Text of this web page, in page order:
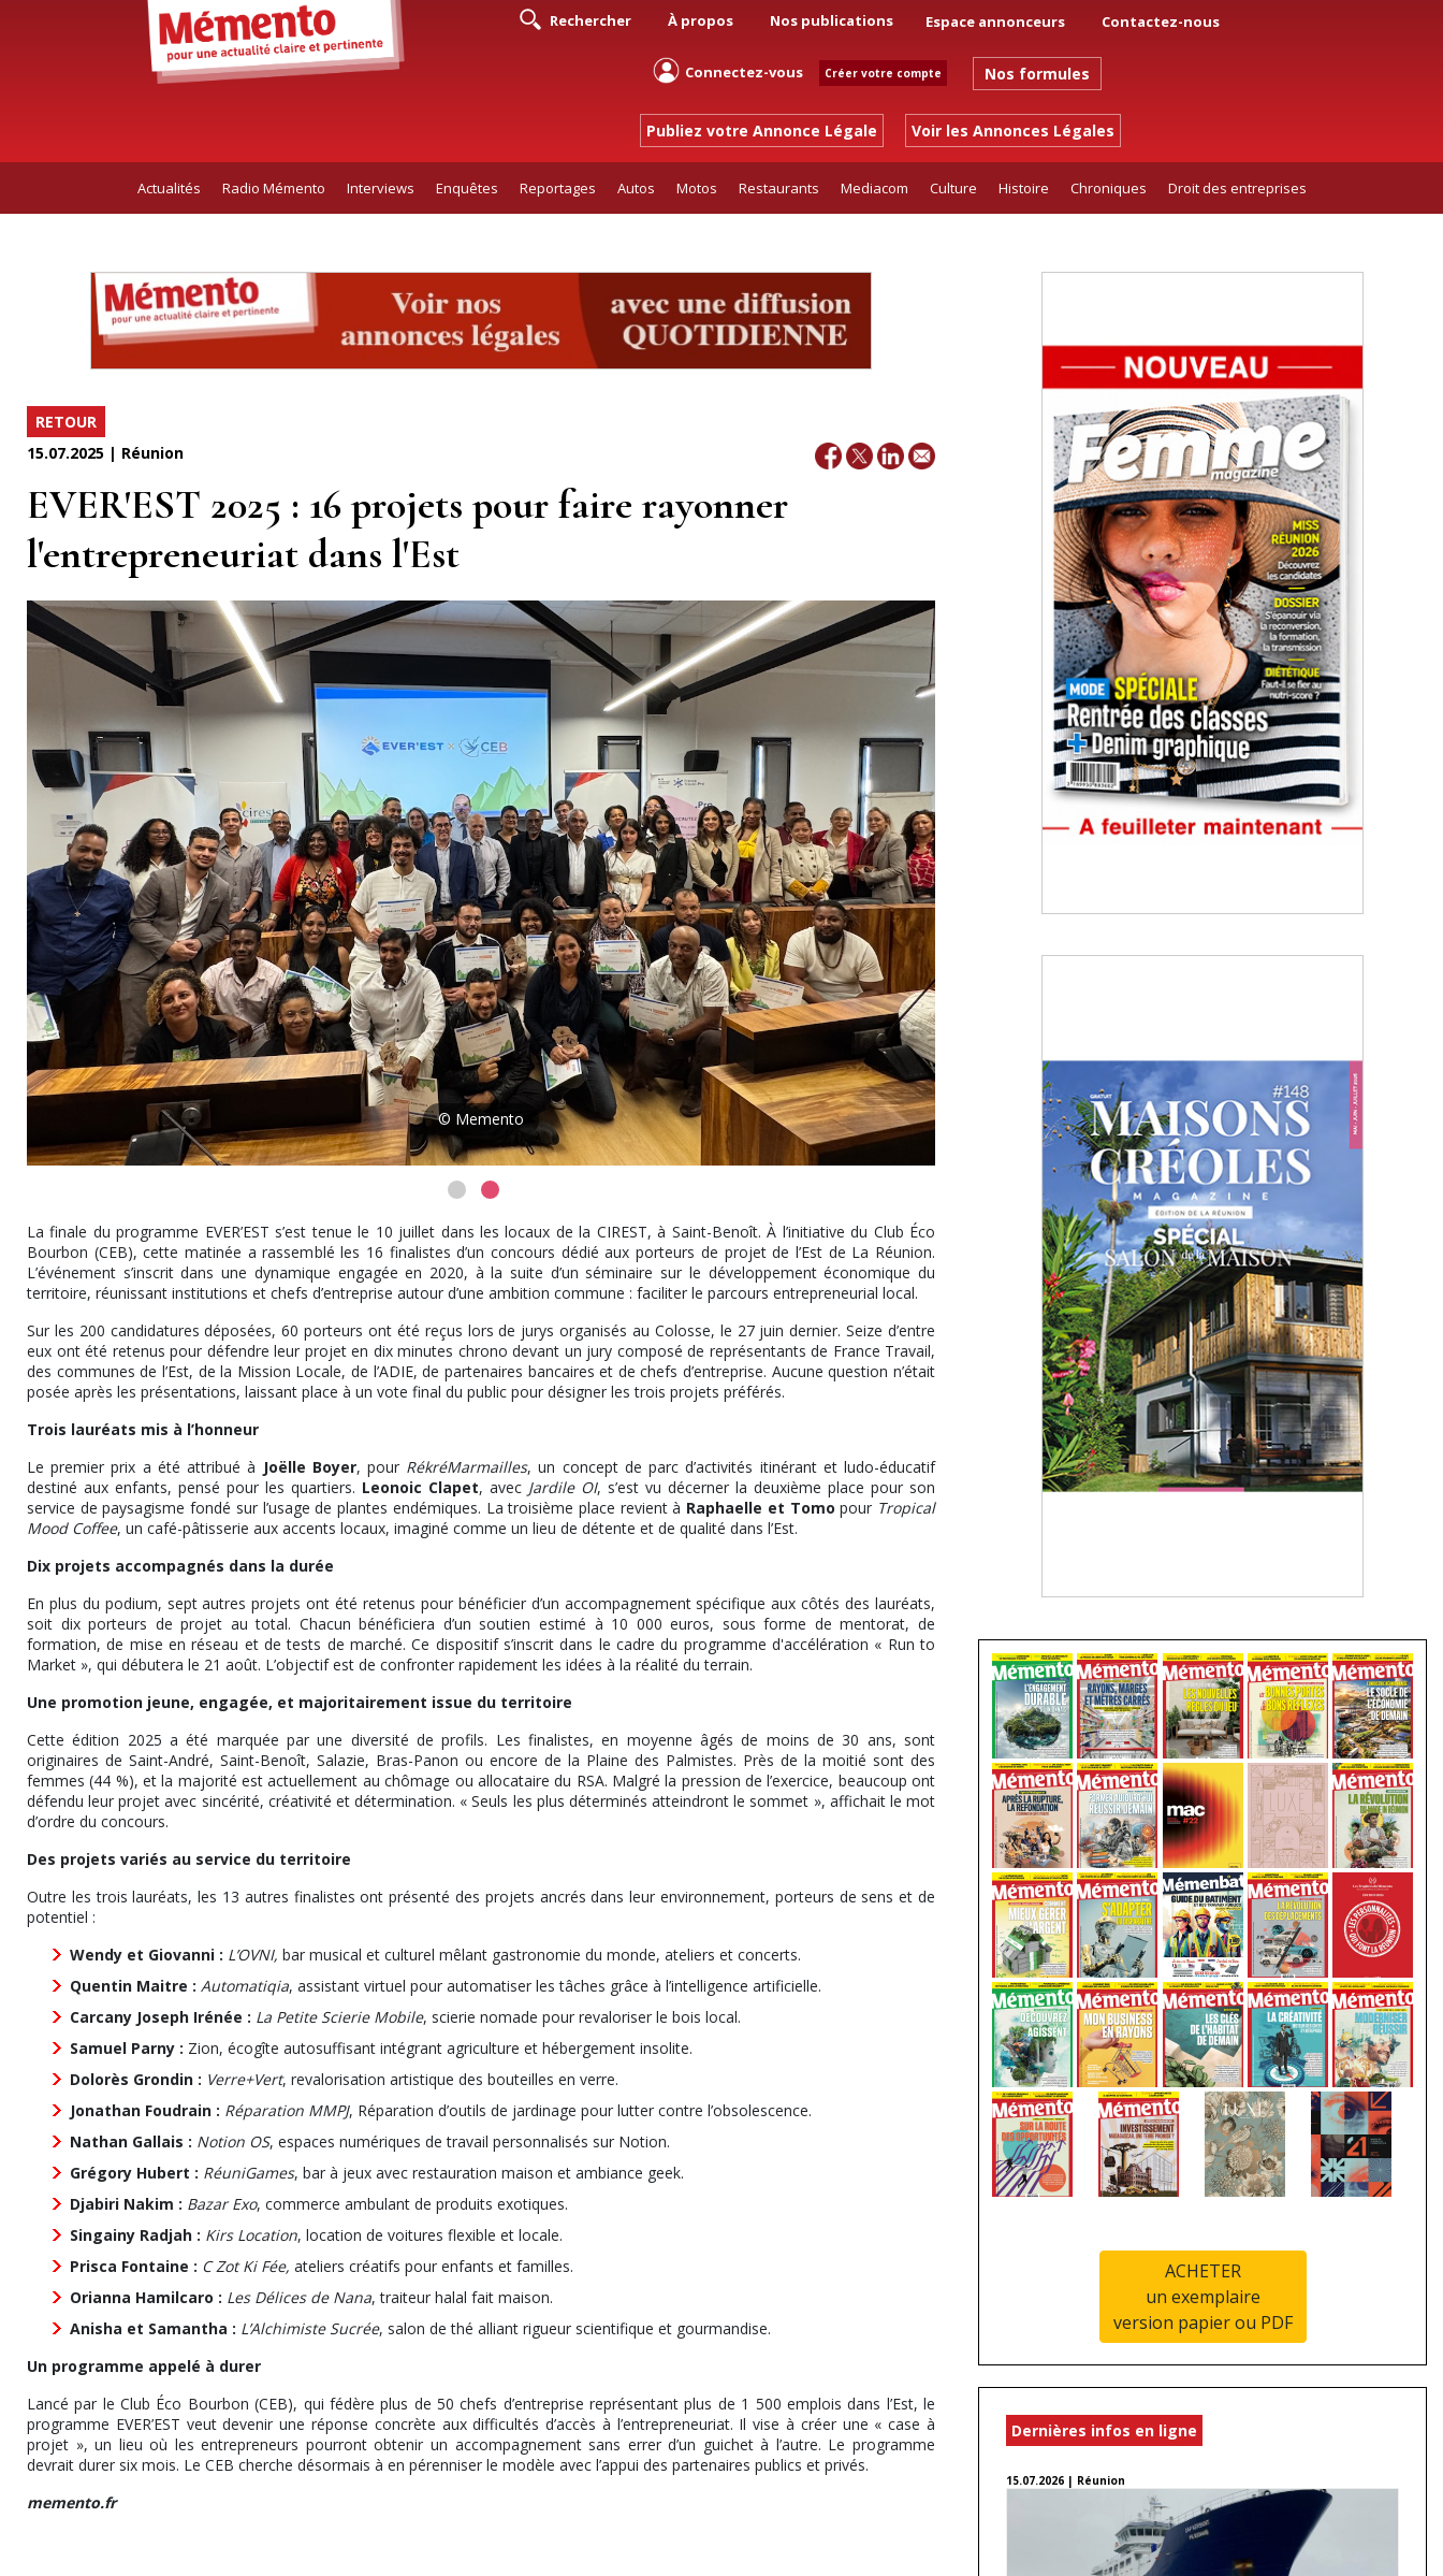
Rechercher À propos Nos publications Espace annonceurs Contactez-nous
Connectez-vous Créer votre compte Nos formules
Publiez votre Annonce Légale Voir les Annonces Légales
Actualités Radio Mémento Interviews Enquêtes Reportages Autos Motos Restaurants Mediacom Culture Histoire Chroniques Droit des entreprises
RETOUR
15.07.2025 | Réunion
EVER'EST 2025 : 16 projets pour faire rayonner
l'entrepreneuriat dans l'Est
© Memento
La finale du programme EVER’EST s’est tenue le 10 juillet dans les locaux de la CIREST, à Saint-Benoît. À l’initiative du Club Éco
Bourbon (CEB), cette matinée a rassemblé les 16 finalistes d’un concours dédié aux porteurs de projet de l’Est de La Réunion.
L’événement s’inscrit dans une dynamique engagée en 2020, à la suite d’un séminaire sur le développement économique du
territoire, réunissant institutions et chefs d’entreprise autour d’une ambition commune : faciliter le parcours entrepreneurial local.
Sur les 200 candidatures déposées, 60 porteurs ont été reçus lors de jurys organisés au Colosse, le 27 juin dernier. Seize d’entre
eux ont été retenus pour défendre leur projet en dix minutes chrono devant un jury composé de représentants de France Travail,
des communes de l’Est, de la Mission Locale, de l’ADIE, de partenaires bancaires et de chefs d’entreprise. Aucune question n’était
posée après les présentations, laissant place à un vote final du public pour désigner les trois projets préférés.
Trois lauréats mis à l’honneur
Le premier prix a été attribué à Joëlle Boyer, pour RékréMarmailles, un concept de parc d’activités itinérant et ludo-éducatif
destiné aux enfants, pensé pour les quartiers. Leonoic Clapet, avec Jardile OI, s’est vu décerner la deuxième place pour son
service de paysagisme fondé sur l’usage de plantes endémiques. La troisième place revient à Raphaelle et Tomo pour Tropical
Mood Coffee, un café-pâtisserie aux accents locaux, imaginé comme un lieu de détente et de qualité dans l’Est.
Dix projets accompagnés dans la durée
En plus du podium, sept autres projets ont été retenus pour bénéficier d’un accompagnement spécifique aux côtés des lauréats,
soit dix porteurs de projet au total. Chacun bénéficiera d’un soutien estimé à 10 000 euros, sous forme de mentorat, de
formation, de mise en réseau et de tests de marché. Ce dispositif s’inscrit dans le cadre du programme d'accélération « Run to
Market », qui débutera le 21 août. L’objectif est de confronter rapidement les idées à la réalité du terrain.
Une promotion jeune, engagée, et majoritairement issue du territoire
Cette édition 2025 a été marquée par une diversité de profils. Les finalistes, en moyenne âgés de moins de 30 ans, sont
originaires de Saint-André, Saint-Benoît, Salazie, Bras-Panon ou encore de la Plaine des Palmistes. Près de la moitié sont des
femmes (44 %), et la majorité est actuellement au chômage ou allocataire du RSA. Malgré la pression de l’exercice, beaucoup ont
défendu leur projet avec sincérité, créativité et détermination. « Seuls les plus déterminés atteindront le sommet », affichait le mot
d’ordre du concours.
Des projets variés au service du territoire
Outre les trois lauréats, les 13 autres finalistes ont présenté des projets ancrés dans leur environnement, porteurs de sens et de
potentiel :
Wendy et Giovanni : L’OVNI, bar musical et culturel mêlant gastronomie du monde, ateliers et concerts.
Quentin Maitre : Automatiqia, assistant virtuel pour automatiser les tâches grâce à l’intelligence artificielle.
Carcany Joseph Irénée : La Petite Scierie Mobile, scierie nomade pour revaloriser le bois local.
Samuel Parny : Zion, écogîte autosuffisant intégrant agriculture et hébergement insolite.
Dolorès Grondin : Verre+Vert, revalorisation artistique des bouteilles en verre.
Jonathan Foudrain : Réparation MMPJ, Réparation d’outils de jardinage pour lutter contre l’obsolescence.
Nathan Gallais : Notion OS, espaces numériques de travail personnalisés sur Notion.
Grégory Hubert : RéuniGames, bar à jeux avec restauration maison et ambiance geek.
Djabiri Nakim : Bazar Exo, commerce ambulant de produits exotiques.
Singainy Radjah : Kirs Location, location de voitures flexible et locale.
Prisca Fontaine : C Zot Ki Fée, ateliers créatifs pour enfants et familles.
Orianna Hamilcaro : Les Délices de Nana, traiteur halal fait maison.
Anisha et Samantha : L’Alchimiste Sucrée, salon de thé alliant rigueur scientifique et gourmandise.
Un programme appelé à durer
Lancé par le Club Éco Bourbon (CEB), qui fédère plus de 50 chefs d’entreprise représentant plus de 1 500 emplois dans l’Est, le
programme EVER’EST veut devenir une réponse concrète aux difficultés d’accès à l’entrepreneuriat. Il vise à créer une « case à
projet », un lieu où les entrepreneurs pourront obtenir un accompagnement sans errer d’un guichet à l’autre. Le programme
devrait durer six mois. Le CEB cherche désormais à en pérenniser le modèle avec l’appui des partenaires publics et privés.
memento.fr
ACHETER
un exemplaire
version papier ou PDF
Dernières infos en ligne
15.07.2026 | Réunion